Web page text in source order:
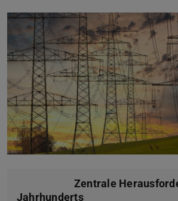
Zentrale
Jahrhunderts